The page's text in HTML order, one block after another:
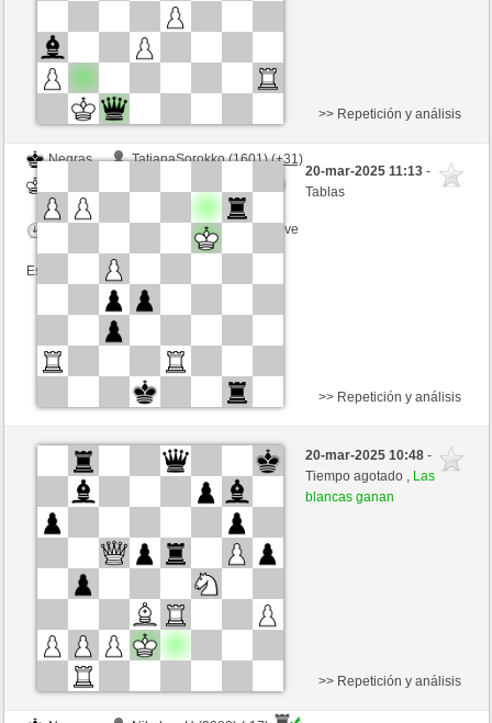
Negras
TatianaSorokko (1601) (+31)
Tiempo: 2 minutes/side + 0 seconds/move
Esta partida es por puntos
>> Repetición y análisis
20-mar-2025 11:13-
Tablas
Blancas
YuliiaKhotieieva (1743) (+15)
Negras
GLinos (2274) (-15)
Tiempo: 2 minutes/side + 5 seconds/move
Esta partida es por puntos
>> Repetición y análisis
20-mar-2025 10:48-
Tiempo agotado , Las
blancas ganan
>> Repetición y análisis